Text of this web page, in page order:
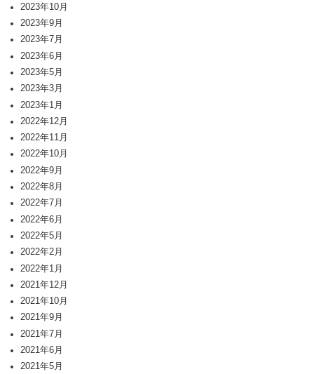
2023年10月
2023年9月
2023年7月
2023年6月
2023年5月
2023年3月
2023年1月
2022年12月
2022年11月
2022年10月
2022年9月
2022年8月
2022年7月
2022年6月
2022年5月
2022年2月
2022年1月
2021年12月
2021年10月
2021年9月
2021年7月
2021年6月
2021年5月